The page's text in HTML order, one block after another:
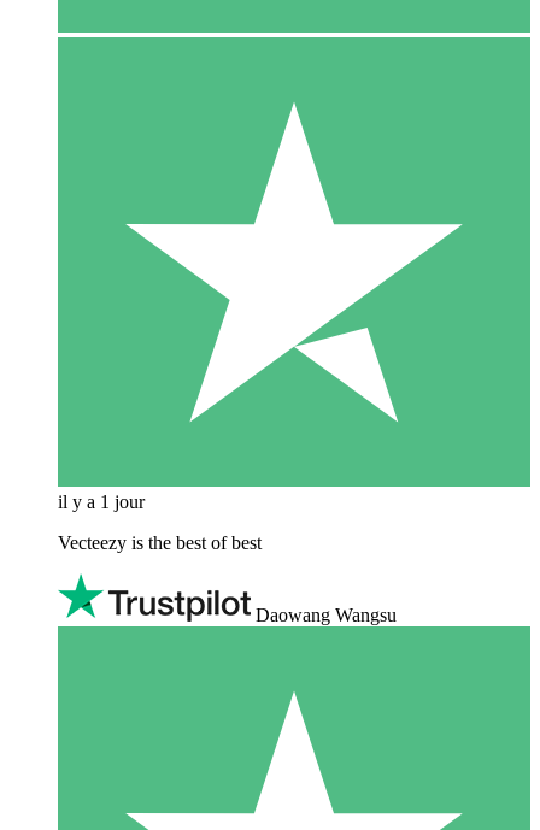
il y a 1 jour
Vecteezy is the best of best
Daowang Wangsu